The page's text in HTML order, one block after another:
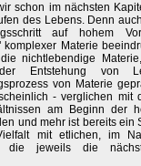
schon im nächsten
des Lebens. Denn
auf hohem
komplexer Materie
nichtlebendige
Entstehung von
von Materie
- verglichen mit
am Beginn der
und mehr ist bereits ein
mit etlichen, im
die jeweils die